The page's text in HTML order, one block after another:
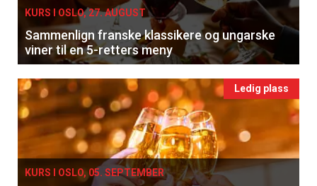
KURS I OSLO, 27. AUGUST
Sammenlign franske klassikere og ungarske
viner til en 5-retters meny
Ledig plass
KURS I OSLO, 05. SEPTEMBER